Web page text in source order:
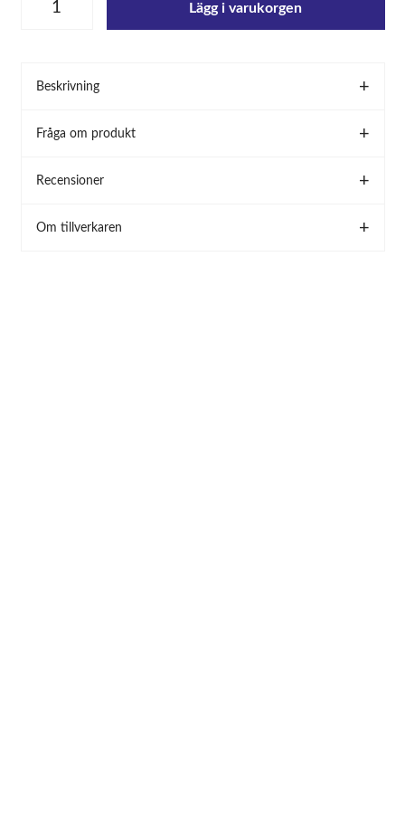
Lägg i varukorgen
Beskrivning
Fråga om produkt
Recensioner
Om tillverkaren